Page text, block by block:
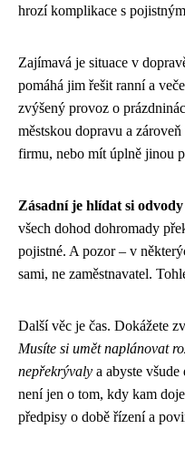
hrozí komplikace s
Zajímavá je situace v
pomáhá jim řešit ranní a
zvýšený provoz o
městskou dopravu a
firmu, nebo mít úplně jinou
Zásadní je hlídat si
všech dohod dohromady
pojistné. A pozor – v
sami, ne zaměstnavatel.
Další věc je čas. Dokážete
Musíte si umět naplánovat
nepřekrývaly a abyste
není jen o tom, kdy kam
předpisy o době řízení a